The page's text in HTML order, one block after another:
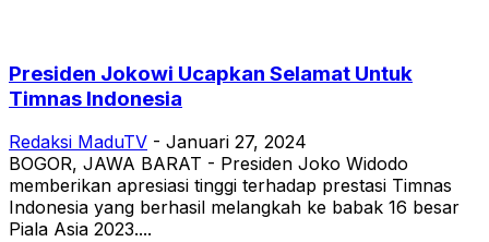
Presiden Jokowi Ucapkan Selamat Untuk
Timnas Indonesia
Redaksi MaduTV - Januari 27, 2024
BOGOR, JAWA BARAT - Presiden Joko Widodo
memberikan apresiasi tinggi terhadap prestasi Timnas
Indonesia yang berhasil melangkah ke babak 16 besar
Piala Asia 2023....